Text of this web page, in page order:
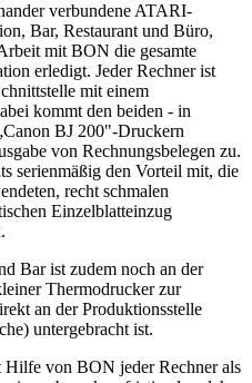
verbundene ATARI-
Bar, Restaurant und Büro,
mit BON die gesamte
erledigt. Jeder Rechner ist
mit einem
kommt den beiden - in
BJ 200"-Druckern
von Rechnungsbelegen zu.
serienmäßig den Vorteil mit, die
recht schmalen
Einzelblatteinzug
Bar ist zudem noch an der
Thermodrucker zur
an der Produktionsstelle
untergebracht ist.
Hilfe von BON jeder Rechner als